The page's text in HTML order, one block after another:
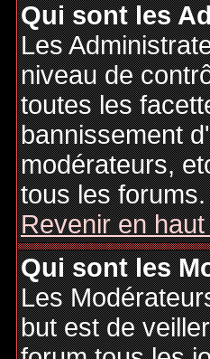
Qui sont les
Les
niveau de
toutes les
bannissement
modérateurs,
tous les forums.
Revenir en
Qui sont les
Les
but est de